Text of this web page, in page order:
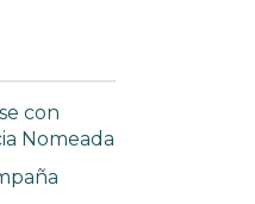
con
Nomeada